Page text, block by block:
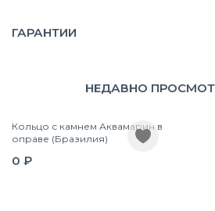
ГАРАНТИИ
НЕДАВНО
Кольцо с камнем Аквамарин в
оправе (Бразилия)
0 ₽